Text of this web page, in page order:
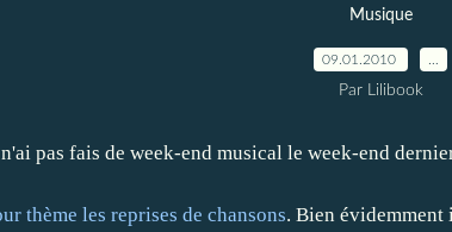
Musique
09.01.2010
Par Lilibook
pas fais de week-end musical le week-end
thème les reprises de chansons. Bien évidemment